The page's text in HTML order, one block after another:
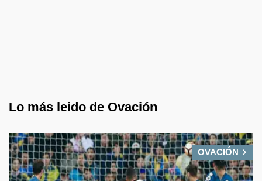
Lo más leido de Ovación
OVACIÓN